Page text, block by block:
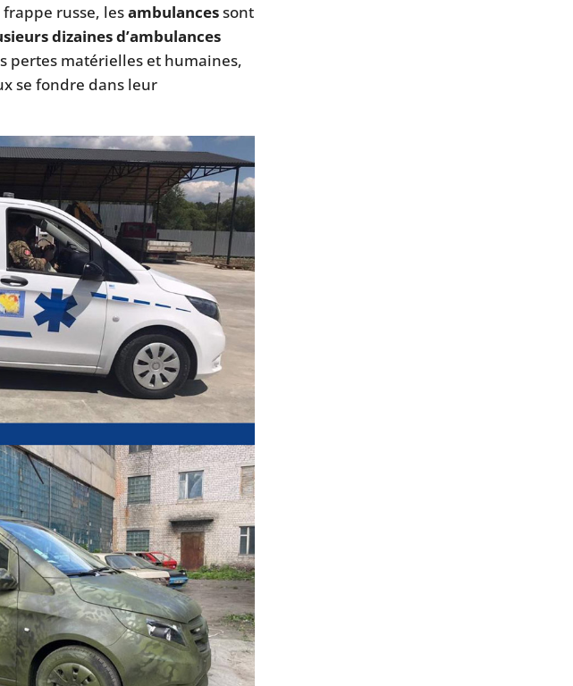
frappe russe, lesambulancessont
dizaines d’ambulances
pertes matérielles et humaines,
se fondre dans leur